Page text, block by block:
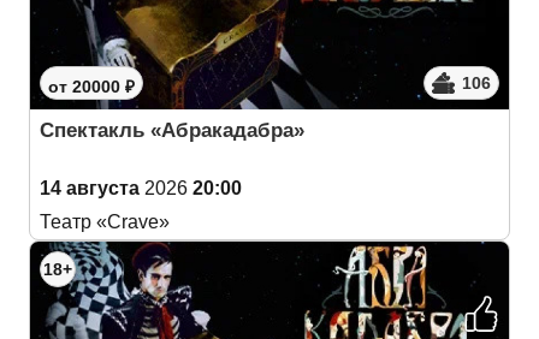
от 20000 ₽ 106
Спектакль «Абракадабра»
14 августа 2026 20:00
Театр «Crave»
18+